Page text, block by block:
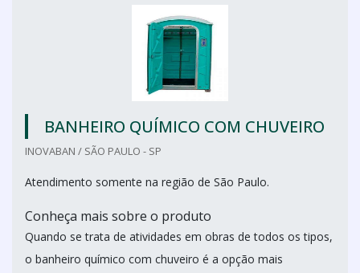
BANHEIRO QUÍMICO COM CHUVEIRO
INOVABAN / SÃO PAULO - SP
Atendimento somente na região de São Paulo.
Conheça mais sobre o produto
Quando se trata de atividades em obras de todos os tipos,
o banheiro químico com chuveiro é a opção mais